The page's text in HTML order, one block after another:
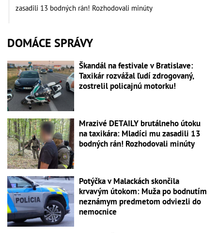
zasadili 13 bodných rán! Rozhodovali minúty
DOMÁCE SPRÁVY
Škandál na festivale v Bratislave:
Taxikár rozvážal ľudí zdrogovaný,
zostrelil policajnú motorku!
Mrazivé DETAILY brutálneho útoku
na taxikára: Mladíci mu zasadili 13
bodných rán! Rozhodovali minúty
Potýčka v Malackách skončila
krvavým útokom: Muža po bodnutím
neznámym predmetom odviezli do
nemocnice